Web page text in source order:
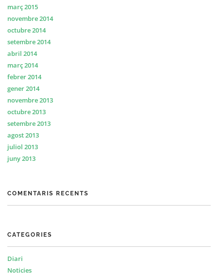
març 2015
novembre 2014
octubre 2014
setembre 2014
abril 2014
març 2014
febrer 2014
gener 2014
novembre 2013
octubre 2013
setembre 2013
agost 2013
juliol 2013
juny 2013
COMENTARIS RECENTS
CATEGORIES
Diari
Noticies